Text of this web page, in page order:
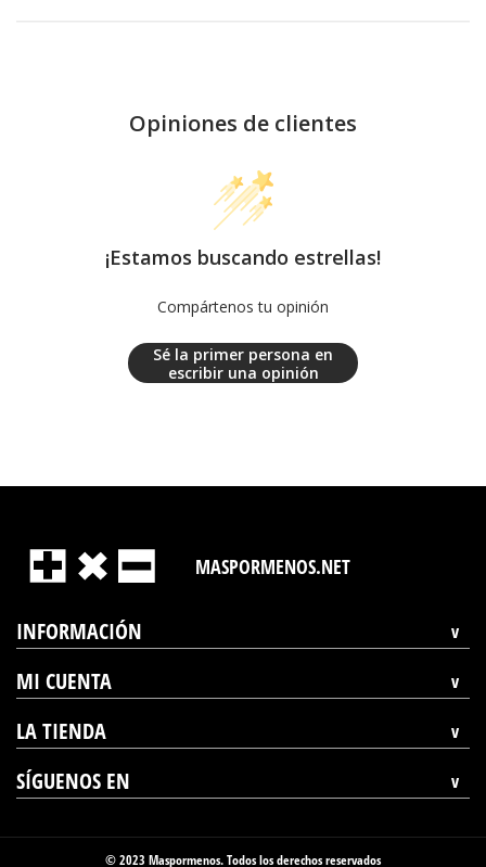
Opiniones de clientes
¡Estamos buscando estrellas!
Compártenos tu opinión
Sé la primer persona en
escribir una opinión
MASPORMENOS.NET
INFORMACIÓN
MI CUENTA
LA TIENDA
SÍGUENOS EN
© 2023 Maspormenos. Todos los derechos reservados